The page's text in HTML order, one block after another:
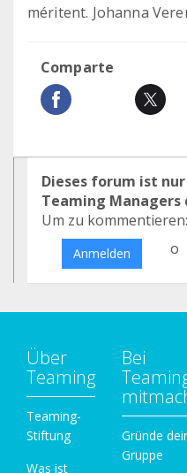
méritent. Johanna
Comparte
Dieses forum ist
Teaming Managers
Um zu kommentieren:
Anmelden o
Über
Teaming
Teaming-
Stiftung
Was ist
Bei
Gründe
Gruppe